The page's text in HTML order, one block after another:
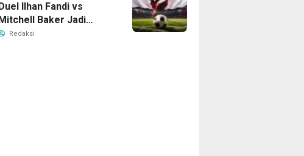
Ilhan Fandi vs
Baker Jadi
di Piala AFF
Redaksi